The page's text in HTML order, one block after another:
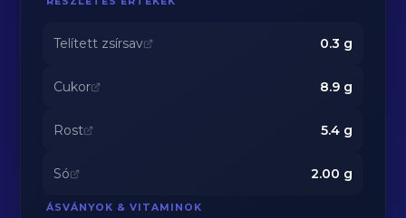
Telített zsírsav 0.3 g
Cukor 8.9g
Rost 5.4g
Só 2.00 g
ÁSVÁNYOK & VITAMINOK